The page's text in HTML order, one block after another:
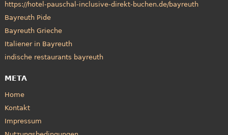
https://hotel-pauschal-inclusive-direkt-buchen.de/bayreuth
Bayreuth Pide
Bayreuth Grieche
Italiener in Bayreuth
indische restaurants bayreuth
META
Home
Kontakt
Impressum